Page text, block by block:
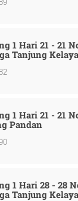
1 Hari 21 - 21
Tanjung
1 Hari 21 - 21
Pandan
1 Hari 28 - 28
Tanjung